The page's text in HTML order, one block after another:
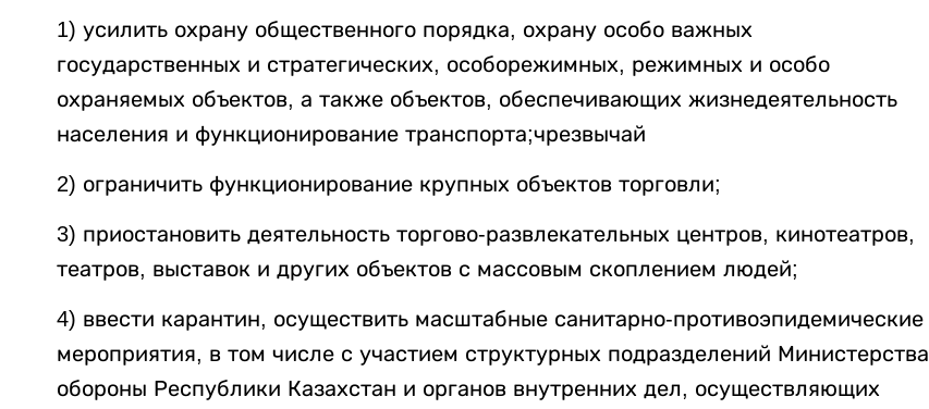
1) усилить охрану общественного порядка, охрану особо важных
государственных и стратегических, особорежимных, режимных и особо
охраняемых объектов, а также объектов, обеспечивающих жизнедеятельность
населения и функционирование транспорта;чрезвычай
2) ограничить функционирование крупных объектов торговли;
3) приостановить деятельность торгово-развлекательных центров, кинотеатров,
театров, выставок и других объектов с массовым скоплением людей;
4) ввести карантин, осуществить масштабные санитарно-противоэпидемические
мероприятия, в том числе с участием структурных подразделений Министерства
обороны Республики Казахстан и органов внутренних дел, осуществляющих